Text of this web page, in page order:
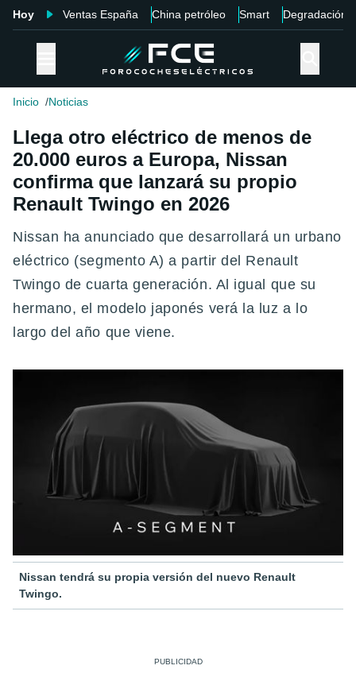
Hoy Ventas España China petróleo Smart Degradación
Inicio Noticias
Llega otro eléctrico de menos de
20.000 euros a Europa, Nissan
confirma que lanzará su propio
Renault Twingo en 2026
Nissan ha anunciado que desarrollará un urbano
eléctrico (segmento A) a partir del Renault
Twingo de cuarta generación. Al igual que su
hermano, el modelo japonés verá la luz a lo
largo del año que viene.
Nissan tendrá su propia versión del nuevo Renault
Twingo.